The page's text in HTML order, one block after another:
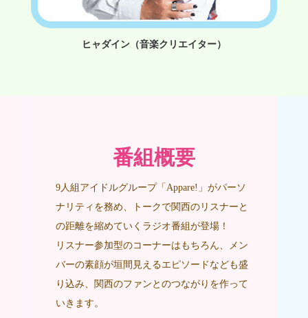
ヒャダイン（音楽クリエイター）
番組概要
9人組アイドルグループ「Appare!」がパーソ
ナリティを務め、トークで関西のリスナーと
の距離を縮めていくラジオ番組が登場！
リスナー参加型のコーナーはもちろん、メン
バーの素顔が垣間見えるエピソードなども盛
り込み、関西のファンとのつながりを作って
いきます。